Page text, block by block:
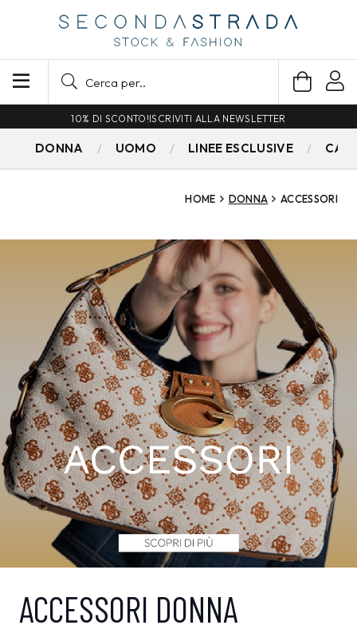
SPEDIZIONE GRATUITA PER ORDINI SUPERIORI A 79€
DONNA UOMO LINEE ESCLUSIVE
HOME DONNA ACCESSORI
ACCESSORI DONNA